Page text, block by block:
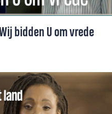
bidden U om vrede
gezongen door een
o.l.v. Hanna Rijken.